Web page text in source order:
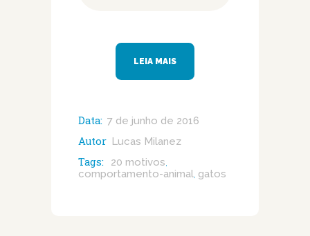
LEIA MAIS
Data: 7 de junho de 2016
Autor Lucas Milanez
Tags: 20 motivos
comportamento-animal gatos